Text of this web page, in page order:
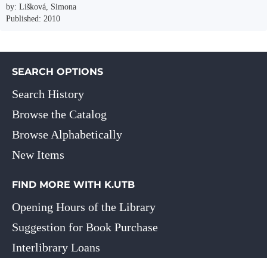
by: Lišková, Simona
Published: 2010
SEARCH OPTIONS
Search History
Browse the Catalog
Browse Alphabetically
New Items
FIND MORE WITH K.UTB
Opening Hours of the Library
Suggestion for Book Purchase
Interlibrary Loans